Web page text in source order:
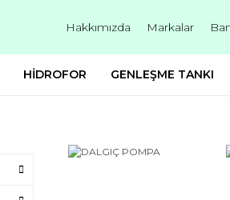
Hakkımızda Markalar
HİDROFOR GENLEŞME TANKI